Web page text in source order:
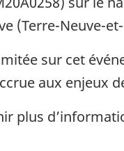
(Terre-Neuve-
sur cet
aux enjeux
plus